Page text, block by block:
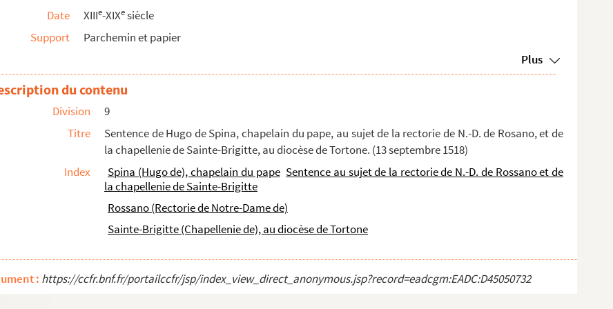
Jérusalem, du 29 octobre 1493, sur le droit...
décrétant que l'église Sainte-Marie et S...
octobre 1548)
personne de Ludovico
de Visconti, noble de Milan. (23 avril...
1601)
Piccolomini
de Aragona,habitant de N...
Gaspar Fidentie et Gentila Vincentii, du dioc...
une pension sur un canonicat de l'église Sai...
Bernardino Polani, d'une part, et Lucia...
de sacristie de l'église de Saint-Martin...
et Ferrare. (16 décembre 1650)
Milan, pour la collation des ordres majeur...
Suffrage, fondée en l'église paroissiale ...
Date
XIIIe-XIXesiècle
Support
Parchemin et papier
Plus
du contenu
Division
9
Titre
Sentence de Hugo de Spina, chapelain du pape, au sujet de la rectorie de N.-D. de Rosano, et de
la chapellenie de Sainte-Brigitte, au diocèse de Tortone. (13 septembre 1518)
Index
Spina (Hugo de), chapelain du pape Sentence au sujet de la rectorie de N.-D. de Rossano et de
la chapellenie de Sainte-Brigitte
Rossano (Rectorie de Notre-Dame de)
Sainte-Brigitte (Chapellenie de), au diocèse de Tortone
: https://ccfr.bnf.fr/portailccfr/jsp/index_view_direct_anonymous.jsp?record=eadcgm:EADC:D45050732